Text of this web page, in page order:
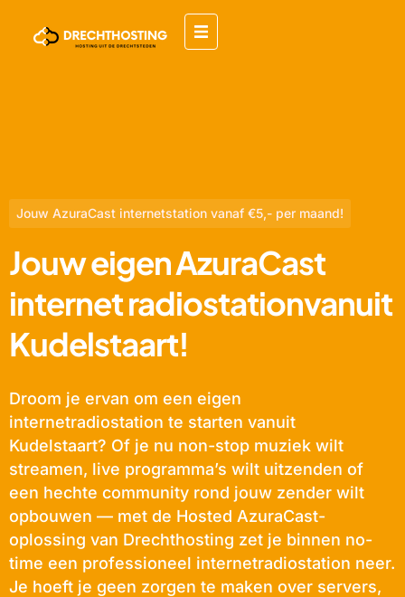
Jouw AzuraCast internetstation vanaf €5,- per maand!
Jouw eigen AzuraCast
internet radiostationvanuit
Kudelstaart!
Droom je ervan om een eigen
internetradiostation te starten vanuit
Kudelstaart? Of je nu non-stop muziek wilt
streamen, live programma’s wilt uitzenden of
een hechte community rond jouw zender wilt
opbouwen — met de Hosted AzuraCast-
oplossing van Drechthosting zet je binnen no-
time een professioneel internetradiostation neer.
Je hoeft je geen zorgen te maken over servers,